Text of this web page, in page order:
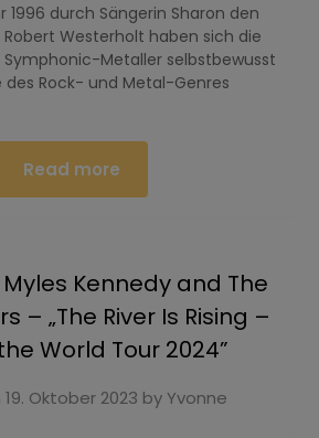
1996 durch Sängerin Sharon den
Westerholt haben sich die
Metaller selbstbewusst
Rock- und Metal-Genres
Read more
Myles Kennedy and The
– „The River Is Rising –
World Tour 2024”
19. Oktober 2023 byYvonne